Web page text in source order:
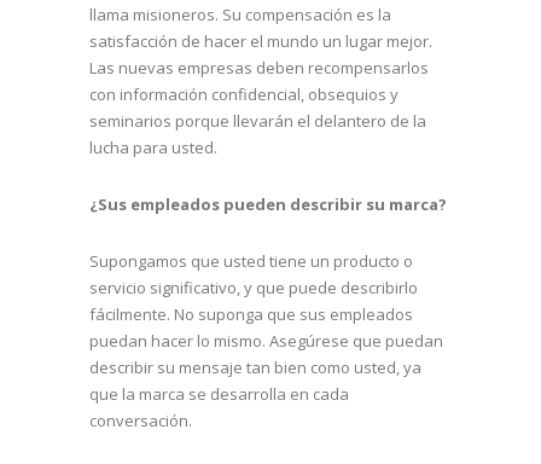
llama misioneros. Su compensación es la
satisfacción de hacer el mundo un lugar mejor.
Las nuevas empresas deben recompensarlos
con información confidencial, obsequios y
seminarios porque llevarán el delantero de la
lucha para usted.
¿Sus empleados pueden describir su marca?
Supongamos que usted tiene un producto o
servicio significativo, y que puede describirlo
fácilmente. No suponga que sus empleados
puedan hacer lo mismo. Asegúrese que puedan
describir su mensaje tan bien como usted, ya
que la marca se desarrolla en cada
conversación.